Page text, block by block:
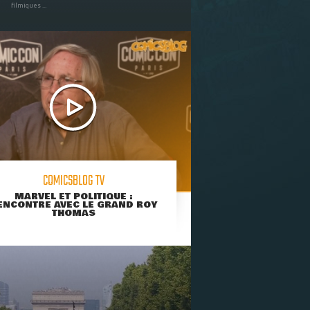
filmiques ...
COMICSBLOG TV
MARVEL ET POLITIQUE :
AVEC LE GRAND ROY
THOMAS